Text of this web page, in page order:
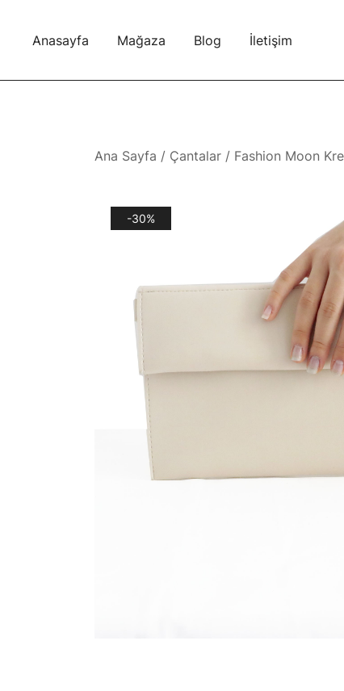
Anasayfa Mağaza Blog İletişim
Ana Sayfa / Çantalar / Fashion Moon
-30%